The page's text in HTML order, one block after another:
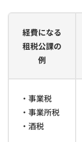
経費になる
租税公課の
例
・事業税
・事業所税
・酒税